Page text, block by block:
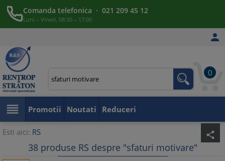
Comanda telefonica · 021 209 45 12
Luni – Vineri, 08:30 – 17:00

0
 Promotii Noutati Reduceri
Esti aici: RS share
38 produse RS despre "sfaturi motivare"